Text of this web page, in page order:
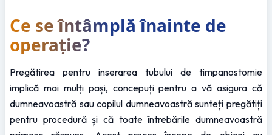
Ce se întâmplă înainte de
operație?
Pregătirea pentru inserarea tubului de timpanostomie
implică mai mulți pași, concepuți pentru a vă asigura că
dumneavoastră sau copilul dumneavoastră sunteți pregătiți
pentru procedură și că toate întrebările dumneavoastră